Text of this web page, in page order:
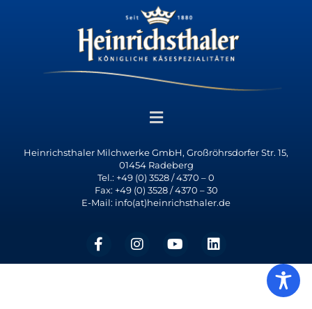
Heinrichsthaler Milchwerke GmbH, Großröhrsdorfer Str. 15,
01454 Radeberg
Tel.: +49 (0) 3528 / 4370 – 0
Fax: +49 (0) 3528 / 4370 – 30
E-Mail: info(at)heinrichsthaler.de